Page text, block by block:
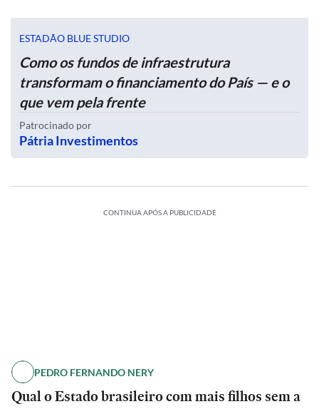
ESTADÃO BLUE STUDIO
Como os fundos de infraestrutura
transformam o financiamento do País — e o
que vem pela frente
Patrocinado por
Pátria Investimentos
CONTINUA APÓS A PUBLICIDADE
PEDRO FERNANDO NERY
Qual o Estado brasileiro com mais filhos sem a